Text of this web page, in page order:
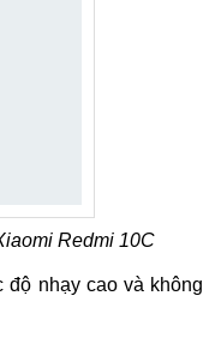
Redmi 10C
độ nhạy cao và không